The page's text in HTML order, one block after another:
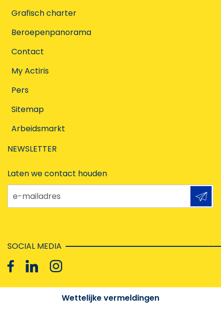
Grafisch charter
Beroepenpanorama
Contact
My Actiris
Pers
Sitemap
Arbeidsmarkt
NEWSLETTER
Laten we contact houden
e-mailadres
SOCIAL MEDIA
Wettelijke vermeldingen